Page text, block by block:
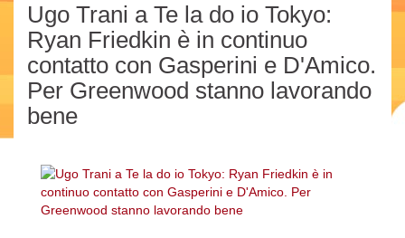
Ugo Trani a Te la do io Tokyo:
Ryan Friedkin è in continuo
contatto con Gasperini e D'Amico.
Per Greenwood stanno lavorando
bene